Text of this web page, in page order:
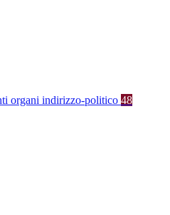
organi indirizzo-politico 48